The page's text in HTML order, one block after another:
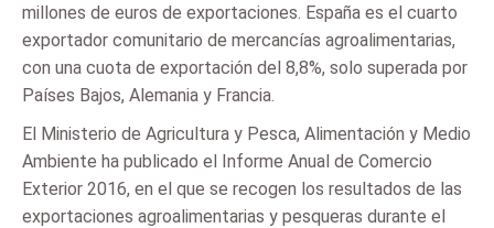
millones de euros de exportaciones. España es el cuarto
exportador comunitario de mercancías agroalimentarias,
con una cuota de exportación del 8,8%, solo superada por
Países Bajos, Alemania y Francia.
El Ministerio de Agricultura y Pesca, Alimentación y Medio
Ambiente ha publicado el Informe Anual de Comercio
Exterior 2016, en el que se recogen los resultados de las
exportaciones agroalimentarias y pesqueras durante el